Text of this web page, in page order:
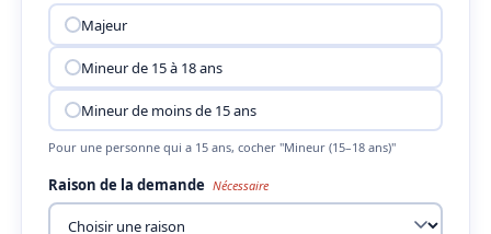
Majeur
Mineur de 15 à 18 ans
Mineur de moins de 15 ans
Pour une personne qui a 15 ans, cocher "Mineur (15–18 ans)"
Raison de la demande Nécessaire